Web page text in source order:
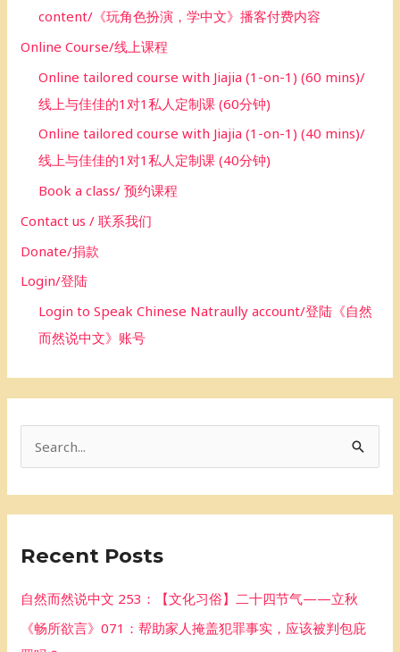
content/《玩角色扮演，学中文》播客付费内容
Online Course/线上课程
Online tailored course with Jiajia (1-on-1) (60 mins)/
线上与佳佳的1对1私人定制课 (60分钟)
Online tailored course with Jiajia (1-on-1) (40 mins)/
线上与佳佳的1对1私人定制课 (40分钟)
Book a class/ 预约课程
Contact us / 联系我们
Donate/捐款
Login/登陆
Login to Speak Chinese Natraully account/登陆《自然
而然说中文》账号
c
f
Recent Posts
自然而然说中文 253：【文化习俗】二十四节气——立秋
《畅所欲言》071：帮助家人掩盖犯罪事实，应该被判包庇